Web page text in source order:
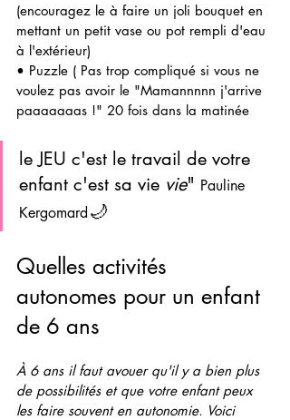
(encouragez le à faire un joli bouquet en
mettant un petit vase ou pot rempli d'eau
à l'extérieur)
• Puzzle ( Pas trop compliqué si vous ne
voulez pas avoir le "Mamannnnn j'arrive
paaaaaaas !" 20 fois dans la matinée
le JEU c'est le travail de votre
enfant c'est sa vie vie" Pauline
Kergomard🌙
Quelles activités
autonomes pour un enfant
de 6 ans
À 6 ans il faut avouer qu'il y a bien plus
de possibilités et que votre enfant peux
les faire souvent en autonomie. Voici